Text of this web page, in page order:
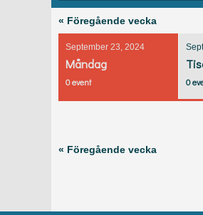
« Föregående vecka
September 23, 2024
Måndag
0 event 0
« Föregående vecka